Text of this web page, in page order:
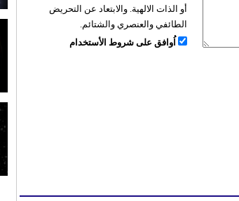
أو الذات الالهية. والابتعاد عن التحريض
الطائفي والعنصري والشتائم.
اُوافق على شروط الأستخدام